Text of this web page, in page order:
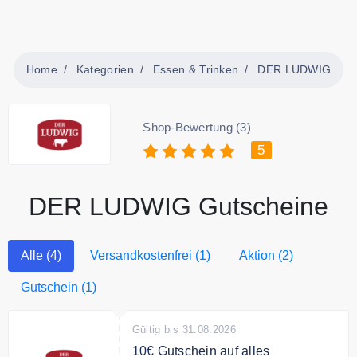
Home Kategorien Essen & Trinken DER LUDWIG
Shop-Bewertung (3)
5
DER LUDWIG Gutscheine
Alle (4) Versandkostenfrei (1) Aktion (2)
Gutschein (1)
Gültig bis 31.08.2026
10€ Gutschein auf alles